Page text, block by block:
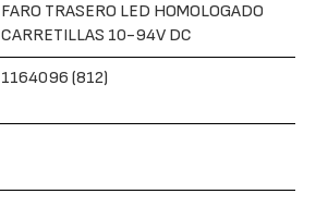
FARO TRASERO LED HOMOLOGADO
CARRETILLAS 10-94V DC
1164096 (812)